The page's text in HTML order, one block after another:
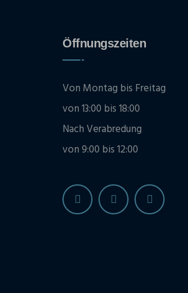
Öffnungszeiten
Von Montag bis Freitag
von 13:00 bis 18:00
Nach Verabredung
von 9:00 bis 12:00